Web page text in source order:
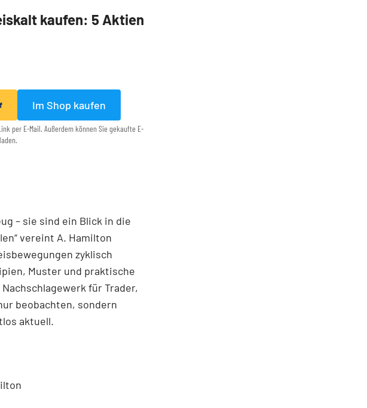
kaufen: 5 Aktien
Im Shop kaufen
per E-Mail. Außerdem können Sie gekaufte E-
– sie sind ein Blick in die
vereint A. Hamilton
zyklisch
Muster und praktische
für Trader,
beobachten, sondern
aktuell.